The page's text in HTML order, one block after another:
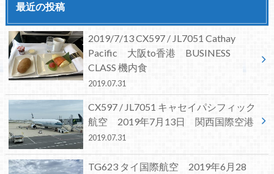
最近の投稿
2019/7/13 CX597 / JL7051 Cathay
Pacific 大阪to香港 BUSINESS
CLASS 機内食
2019.07.31
CX597 / JL7051 キャセイパシフィック
航空 2019年7月13日 関西国際空港
2019.07.31
TG623 タイ国際航空 2019年6月28